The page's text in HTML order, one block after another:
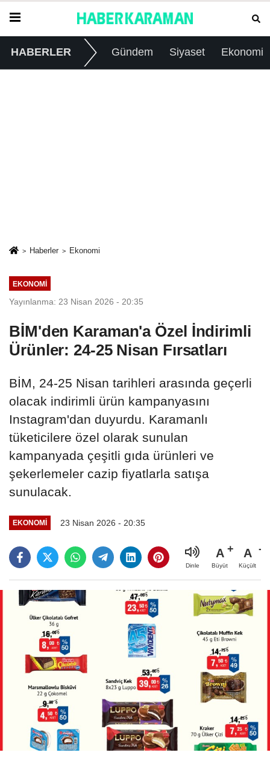
HABERLER Gündem Siyaset Ekonomi
Haberler Ekonomi
EKONOMI
Yayınlanma: 23 Nisan 2026 - 20:35
BİM'den Karaman'a Özel İndirimli
Ürünler: 24-25 Nisan Fırsatları
BİM, 24-25 Nisan tarihleri arasında geçerli
olacak indirimli ürün kampanyasını
Instagram'dan duyurdu. Karamanlı
tüketicilere özel olarak sunulan
kampanyada çeşitli gıda ürünleri ve
şekerlemeler cazip fiyatlarla satışa
sunulacak.
EKONOMI 23 Nisan 2026 - 20:35
Dinle
A
Büyüt
A
Küçült